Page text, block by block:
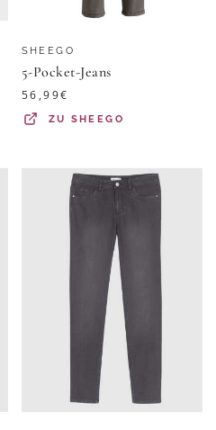
SHEEGO
5-Pocket-Jeans
56,99€
ZU SHEEGO